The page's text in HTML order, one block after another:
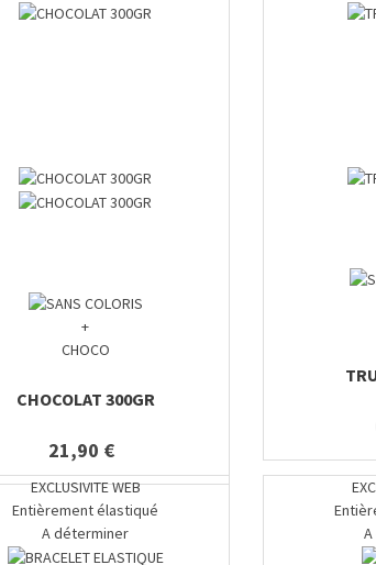
+
CHOCO
CHOCOLAT 300GR
21,90 €
EXCLUSIVITE WEB
Entièrement élastiqué
A déterminer